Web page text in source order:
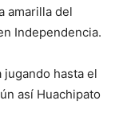
amarilla del
Independencia.
jugando hasta el
así Huachipato